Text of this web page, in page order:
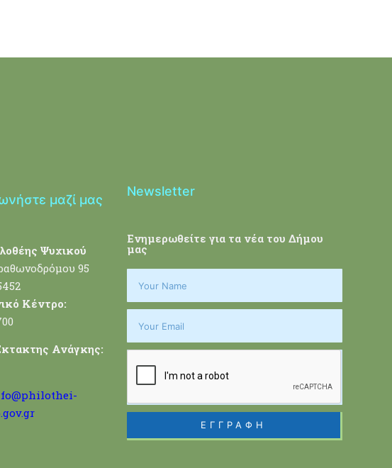
μαζί μας
Ψυχικού
95
Κέντρο:
Ανάγκης:
Newsletter
Ενημερωθείτε για τα νέα του Δήμου
μας
ΕΓΓΡΑΦΗ